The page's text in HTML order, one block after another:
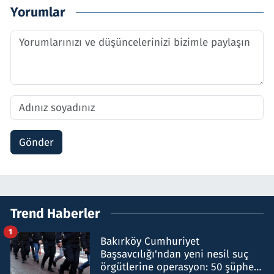
Yorumlar
Gönder
Trend Haberler
Bakırköy Cumhuriyet
Başsavcılığı'ndan yeni nesil suç
örgütlerine operasyon: 50 şüpheli
1